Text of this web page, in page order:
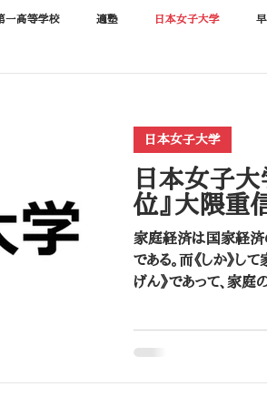
一高等学校 適塾 日本女子大学
日本女子大
位』大隈重
家庭経済は国家経済
である。而《しか》
げん》であって、家庭
日本女子大学